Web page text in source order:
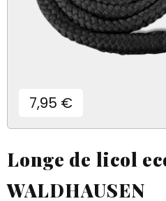
Prix
7,95 €
Longe de licol
WALDHAUSEN